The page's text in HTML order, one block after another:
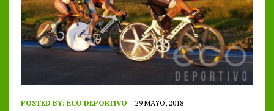
POSTED BY: ECO DEPORTIVO 29 MAYO, 2018